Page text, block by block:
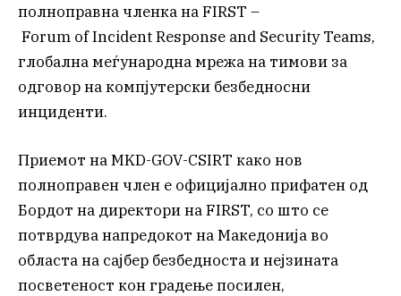
полноправна членка на FIRST –
Forum of Incident Response and Security Teams,
глобална меѓународна мрежа на тимови за
одговор на компјутерски безбедносни
инциденти.
Приемот на MKD-GOV-CSIRT како нов
полноправен член е официјално прифатен од
Бордот на директори на FIRST, со што се
потврдува напредокот на Македонија во
областа на сајбер безбедноста и нејзината
посветеност кон градење посилен,